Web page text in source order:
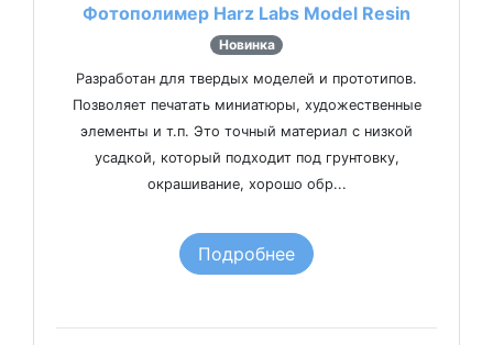
Фотополимер Harz Labs Model Resin
Новинка
Разработан для твердых моделей и прототипов.
Позволяет печатать миниатюры, художественные
элементы и т.п. Это точный материал с низкой
усадкой, который подходит под грунтовку,
окрашивание, хорошо обр...
Подробнее